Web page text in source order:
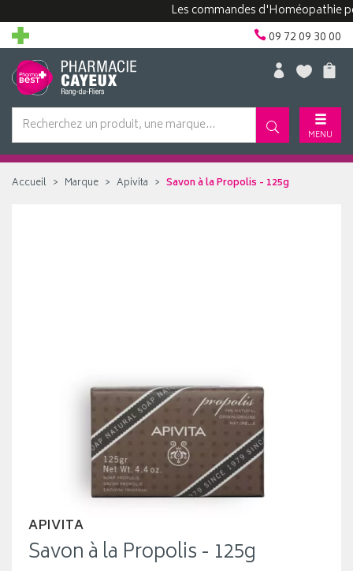
Les commandes d'Homéopathie
09 72 09 30 00
MENU
Accueil Marque Apivita Savon à la Propolis - 125g
APIVITA
Savon à la Propolis - 125g